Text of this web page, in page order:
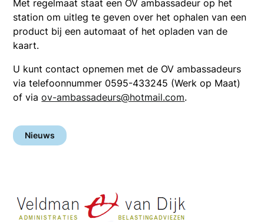
Met regelmaat staat een OV ambassadeur op het
station om uitleg te geven over het ophalen van een
product bij een automaat of het opladen van de
kaart.
U kunt contact opnemen met de OV ambassadeurs
via telefoonnummer 0595-433245 (Werk op Maat)
of viaov-ambassadeurs@hotmail.com.
Nieuws